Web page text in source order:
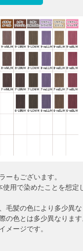
ーもございます。
用で染めたことを想定
毛髪の色により多少異
の色とは多少異なりま
メージです。